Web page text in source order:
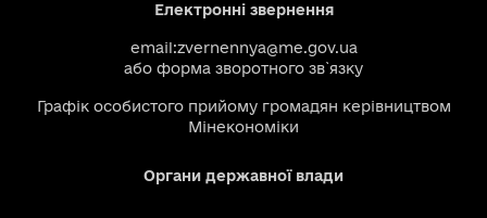
Електронні звернення
email:zvernennya@me.gov.ua
або форма зворотного зв`язку
Графік особистого прийому громадян керівництвом
Мінекономіки
Органи державної влади